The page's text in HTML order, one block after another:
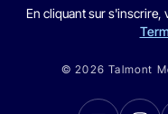
En cliquant sur s'inscrire,
© 2026 Talmont